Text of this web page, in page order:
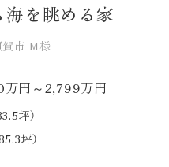
を眺める家
市 M様
円～2,799万円
坪）
坪）